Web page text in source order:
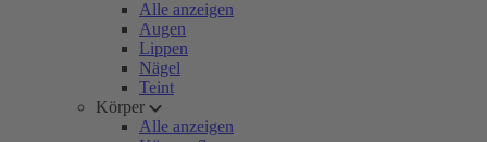
Alle anzeigen
Augen
Lippen
Nägel
Teint
Körper
Alle anzeigen